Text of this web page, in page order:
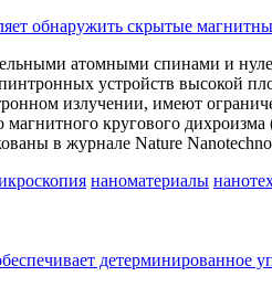
обнаружить скрытые
атомными спинами и
устройств высокой
излучении, имеют
магнитного кругового
в журнале Nature
наноматериалы
детерминированное